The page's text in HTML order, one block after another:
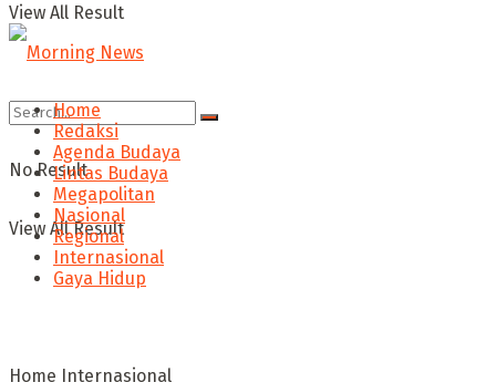
View All Result
No Result
View All Result
Home
Redaksi
Agenda Budaya
Lintas Budaya
Megapolitan
Nasional
Regional
Internasional
Gaya Hidup
Home Internasional